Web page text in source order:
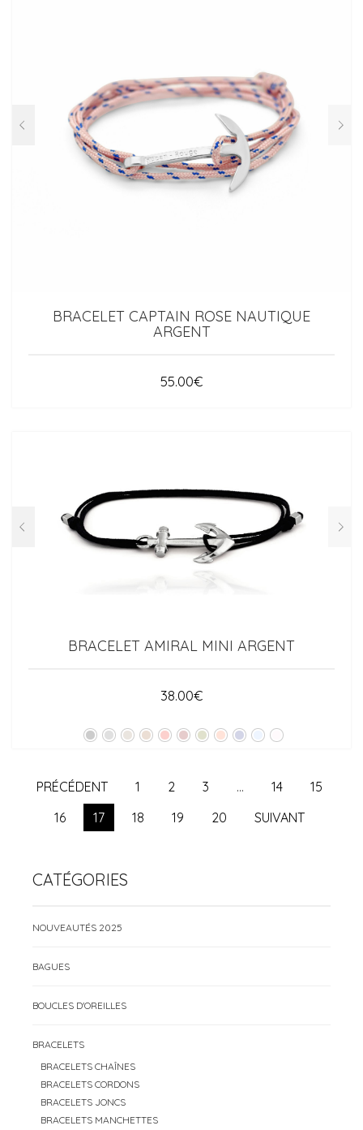
BRACELET CAPTAIN ROSE NAUTIQUE
ARGENT
55.00€
BRACELET AMIRAL MINI ARGENT
38.00€
PRÉCÉDENT 1 2 3 … 14
15
16
17 18 19 20 SUIVANT
CATÉGORIES
NOUVEAUTÉS 2025
BAGUES
BOUCLES D'OREILLES
BRACELETS
BRACELETS CHAÎNES
BRACELETS CORDONS
BRACELETS JONCS
BRACELETS MANCHETTES